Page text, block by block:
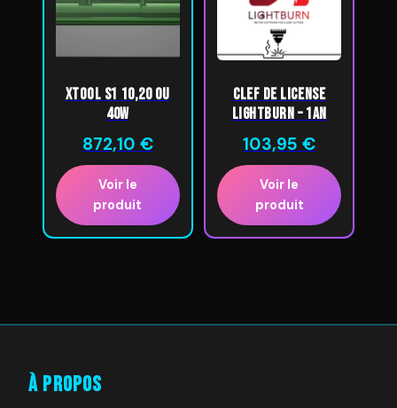
xTool S1 10,20 ou
40W
872,10 €
Voir le
produit
Clef de license
LightBurn – 1An
103,95€
Voir le
produit
À Propos